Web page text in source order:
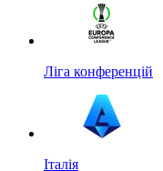
Ліга конференцій
Італія